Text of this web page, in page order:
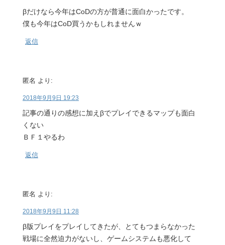
βだけなら今年はCoDの方が普通に面白かったです。
僕も今年はCoD買うかもしれませんｗ
返信
匿名 より:
2018年9月9日 19:23
記事の通りの感想に加えβでプレイできるマップも面白
くない
ＢＦ１やるわ
返信
匿名 より:
2018年9月9日 11:28
β版プレイをプレイしてきたが、とてもつまらなかった
戦場に全然迫力がないし、ゲームシステムも悪化して